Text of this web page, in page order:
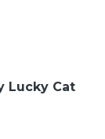
Lucky Cat